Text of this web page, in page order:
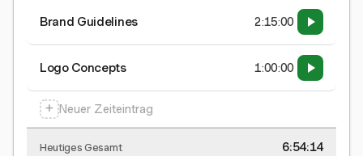
Brand Guidelines 2:15:00
Logo Concepts 1:00:00
+ Neuer Zeiteintrag
Heutiges Gesamt 6:54:15